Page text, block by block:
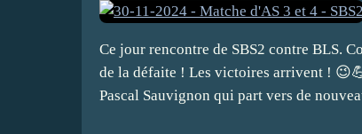
Ce jour rencontre de SBS2 contre BLS.
de la défaite ! Les victoires arrivent !
Pascal Sauvignon qui part vers de